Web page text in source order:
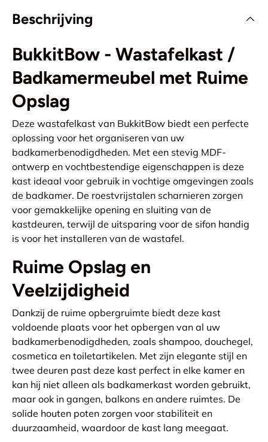
Beschrijving
BukkitBow - Wastafelkast /
Badkamermeubel met Ruime
Opslag
Deze wastafelkast van BukkitBow biedt een perfecte
oplossing voor het organiseren van uw
badkamerbenodigdheden. Met een stevig MDF-
ontwerp en vochtbestendige eigenschappen is deze
kast ideaal voor gebruik in vochtige omgevingen zoals
de badkamer. De roestvrijstalen scharnieren zorgen
voor gemakkelijke opening en sluiting van de
kastdeuren, terwijl de uitsparing voor de sifon handig
is voor het installeren van de wastafel.
Ruime Opslag en
Veelzijdigheid
Dankzij de ruime opbergruimte biedt deze kast
voldoende plaats voor het opbergen van al uw
badkamerbenodigdheden, zoals shampoo, douchegel,
cosmetica en toiletartikelen. Met zijn elegante stijl en
twee deuren past deze kast perfect in elke kamer en
kan hij niet alleen als badkamerkast worden gebruikt,
maar ook in gangen, balkons en andere ruimtes. De
solide houten poten zorgen voor stabiliteit en
duurzaamheid, waardoor de kast lang meegaat.